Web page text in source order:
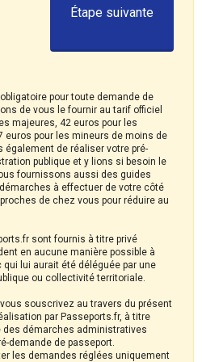
pour toute demande de
de vous le fournir au tarif officiel
majeures, 42 euros pour les
euros pour les mineurs de moins de
également de réaliser votre pré-
publique et y lions si besoin le
fournissons aussi des guides
à effectuer de votre côté
de chez vous pour réduire au
sont fournis à titre privé
en aucune manière possible à
lui aurait été déléguée par une
ou collectivité territoriale.
souscrivez au travers du présent
par Passeports.fr, à titre
des démarches administratives
demande de passeport.
les demandes réglées uniquement